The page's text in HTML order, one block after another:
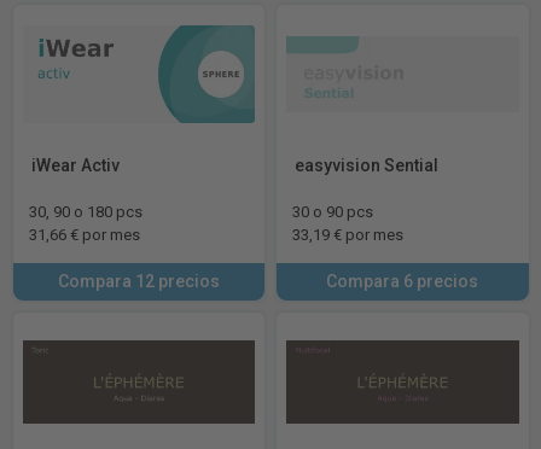
iWear Activ
30, 90 o 180 pcs
31,66 € por mes
Compara 12 precios
easyvision Sential
30 o 90 pcs
33,19 € por mes
Compara 6 precios